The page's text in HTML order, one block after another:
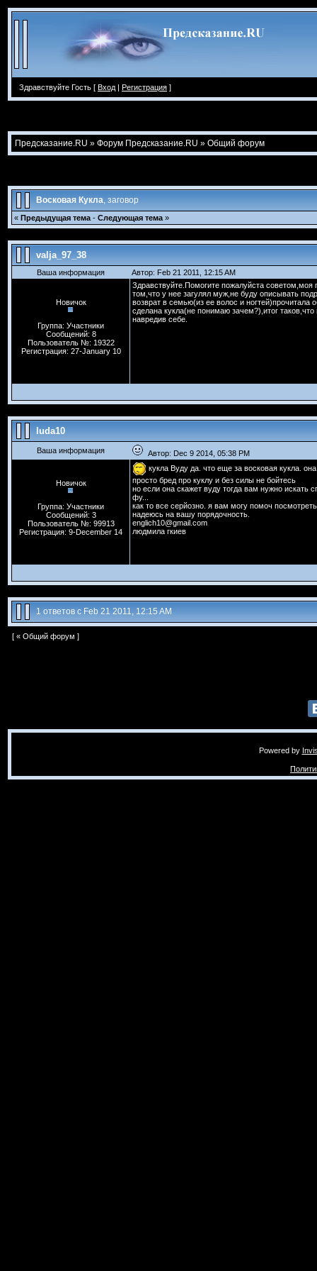
Здравствуйте Гость [ Вход | Регистрация ]
Предсказание.RU » Форум Предсказание.RU » Общий форум
Восковая Кукла, заговор
« Предыдущая тема - Следующая тема »
valja_97_38
Ваша информация Автор: Feb 21 2011, 12:15 AM
Новичок
Группа: Участники
Сообщений: 8
Пользователь №: 19322
Регистрация: 27-January 10
Здравствуйте.Помогите пожалуйста советом,моя
том,что у нее загулял муж,не буду описывать
возврат в семью(из ее волос и ногтей)прочитала
сделана кукла(не понимаю зачем?),итог
навредив себе.
luda10
Ваша информация Автор: Dec 9 2014, 05:38 PM
Новичок
Группа: Участники
Сообщений: 3
Пользователь №: 99913
Регистрация: 9-December 14
кукла Вуду да. что еще за восковая кукла.
просто бред про куклу и без силы не бойтесь
но если она скажет вуду тогда вам нужно
фу...
как то все серйозно. я вам могу помоч
надеюсь на вашу порядочность.
englich10@gmail.com
людмила гкиев
1 ответов с Feb 21 2011, 12:15 AM
[ « Общий форум ]
Powered by